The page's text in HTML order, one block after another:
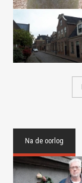
Na de oorlog